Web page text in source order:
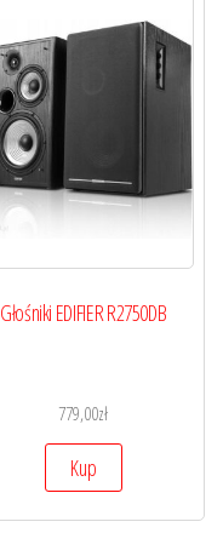
Głośniki EDIFIER R2750DB
779,00zł
Kup